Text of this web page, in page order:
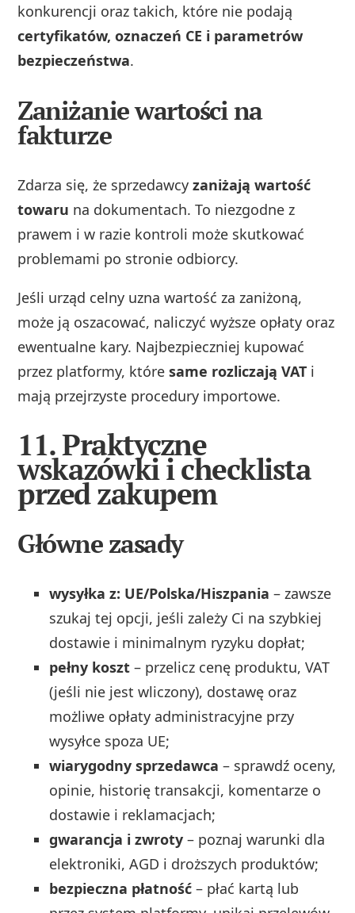
konkurencji oraz takich, które nie podają
certyfikatów, oznaczeń CE i parametrów
bezpieczeństwa.
Zaniżanie wartości na
fakturze
Zdarza się, że sprzedawcyzaniżają wartość
towaru na dokumentach. To niezgodne z
prawem i w razie kontroli może skutkować
problemami po stronie odbiorcy.
Jeśli urząd celny uzna wartość za zaniżoną,
może ją oszacować, naliczyć wyższe opłaty oraz
ewentualne kary. Najbezpieczniej kupować
przez platformy, któresame rozliczają VAT i
mają przejrzyste procedury importowe.
11. Praktyczne
wskazówki i checklista
przed zakupem
Główne zasady
wysyłka z: UE/Polska/Hiszpania – zawsze
szukaj tej opcji, jeśli zależy Ci na szybkiej
dostawie i minimalnym ryzyku dopłat;
pełny koszt – przelicz cenę produktu, VAT
(jeśli nie jest wliczony), dostawę oraz
możliwe opłaty administracyjne przy
wysyłce spoza UE;
wiarygodny sprzedawca – sprawdź oceny,
opinie, historię transakcji, komentarze o
dostawie i reklamacjach;
gwarancja i zwroty – poznaj warunki dla
elektroniki, AGD i droższych produktów;
bezpieczna płatność – płać kartą lub